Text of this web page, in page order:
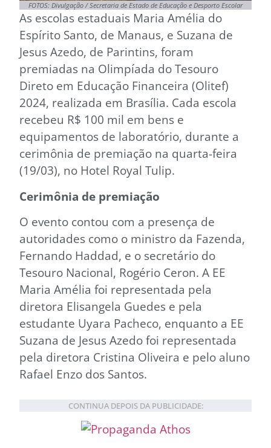
FOTOS: Divulgação / Secretaria de Estado de Educação e Desporto Escolar
As escolas estaduais Maria Amélia do
Espírito Santo, de Manaus, e Suzana de
Jesus Azedo, de Parintins, foram
premiadas na Olimpíada do Tesouro
Direto em Educação Financeira (Olitef)
2024, realizada em Brasília. Cada escola
recebeu R$ 100 mil em bens e
equipamentos de laboratório, durante a
cerimônia de premiação na quarta-feira
(19/03), no Hotel Royal Tulip.
Cerimônia de premiação
O evento contou com a presença de
autoridades como o ministro da Fazenda,
Fernando Haddad, e o secretário do
Tesouro Nacional, Rogério Ceron. A EE
Maria Amélia foi representada pela
diretora Elisangela Guedes e pela
estudante Uyara Pacheco, enquanto a EE
Suzana de Jesus Azedo foi representada
pela diretora Cristina Oliveira e pelo aluno
Rafael Enzo dos Santos.
CONTINUA DEPOIS DA PUBLICIDADE: